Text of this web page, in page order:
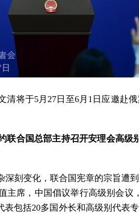
清将于5月27日至6月1日应邀赴
联合国总部主持召开安理会高级
刻变化，联合国宪章的宗旨遭
主席，中国倡议举行高级别会议
包括20多国外长和高级别代表